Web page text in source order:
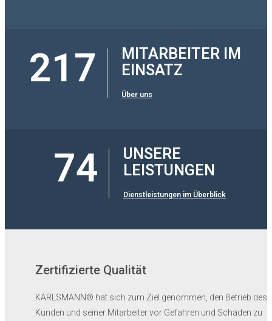
217
MITARBEITER IM
EINSATZ
Über uns
74
UNSERE
LEISTUNGEN
Dienstleistungen im Überblick
Zertifizierte Qualität
KARLSMANN® hat sich zum Ziel genommen, den Betrieb des
Kunden und seiner Mitarbeiter vor Gefahren und Schäden zu